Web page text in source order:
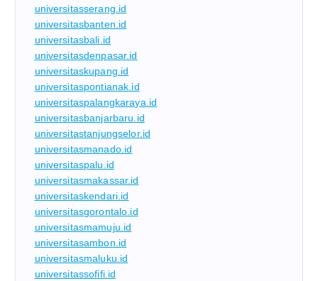
universitasserang.id
universitasbanten.id
universitasbali.id
universitasdenpasar.id
universitaskupang.id
universitaspontianak.id
universitaspalangkaraya.id
universitasbanjarbaru.id
universitastanjungselor.id
universitasmanado.id
universitaspalu.id
universitasmakassar.id
universitaskendari.id
universitasgorontalo.id
universitasmamuju.id
universitasambon.id
universitasmaluku.id
universitassofifi.id